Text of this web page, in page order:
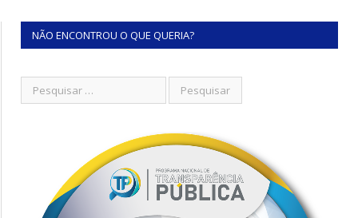
NÃO ENCONTROU O QUE QUERIA?